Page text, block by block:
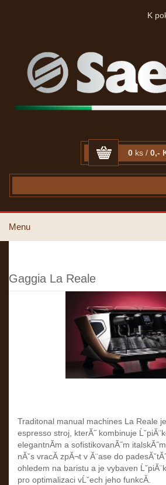
K
0 ks / 0,-
Menu
Gaggia La Reale
Traditonal manual machines La Reale
espresso stroj, kterĂ˝ kombinuje
elegantnĂ­m a sofistikovanĂ˝m
nĂˇs vracĂ­ zpĂ¬t v Ă¨ase do
ohledem na baristu a je vybaven
pro optimalizaci vĹˇech jeho funkcĂ­.